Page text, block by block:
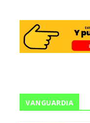
VANGUARDIA